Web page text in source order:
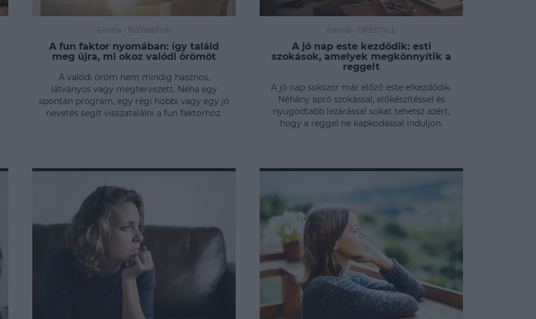
Emma - FLOW&FUN
A fun faktor nyomában: így találd
meg újra, mi okoz valódi örömöt
A valódi öröm nem mindig hasznos,
látványos vagy megtervezett. Néha egy
spontán program, egy régi hobbi vagy egy jó
nevetés segít visszatalálni a fun faktorhoz.
Emma - LIFESTYLE
A jó nap este kezdődik: esti
szokások, amelyek megkönnyítik a
reggelt
A jó nap sokszor már előző este elkezdődik.
Néhány apró szokással, előkészítéssel és
nyugodtabb lezárással sokat tehetsz azért,
hogy a reggel ne kapkodással induljon.